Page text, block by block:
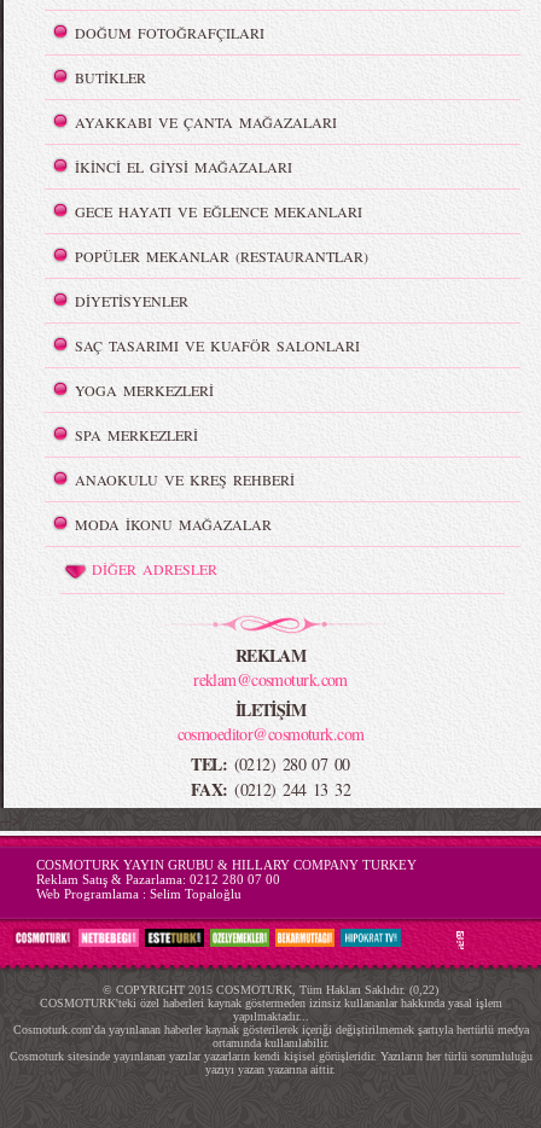
DOĞUM FOTOĞRAFÇILARI
BUTİKLER
AYAKKABI VE ÇANTA MAĞAZALARI
İKİNCİ EL GİYSİ MAĞAZALARI
GECE HAYATI VE EĞLENCE MEKANLARI
POPÜLER MEKANLAR (RESTAURANTLAR)
DİYETİSYENLER
SAÇ TASARIMI VE KUAFÖR SALONLARI
YOGA MERKEZLERİ
SPA MERKEZLERİ
ANAOKULU VE KREŞ REHBERİ
MODA İKONU MAĞAZALAR
DİĞER ADRESLER
REKLAM
reklam@cosmoturk.com
İLETİŞİM
cosmoeditor@cosmoturk.com
TEL: (0212) 280 07 00
FAX: (0212) 244 13 32
-->
COSMOTURK YAYIN GRUBU & HILLARY COMPANY TURKEY
Reklam Satış & Pazarlama: 0212 280 07 00
Web Programlama : Selim Topaloğlu
© COPYRIGHT 2015 COSMOTURK, Tüm Hakları Saklıdır. (0,22)
COSMOTURK'teki özel haberleri kaynak göstermeden izinsiz kullananlar hakkında yasal işlem
yapılmaktadır...
Cosmoturk.com'da yayınlanan haberler kaynak gösterilerek içeriği değiştirilmemek şartıyla hertürlü medya
ortamında kullanılabilir.
Cosmoturk sitesinde yayınlanan yazılar yazarların kendi kişisel görüşleridir. Yazıların her türlü sorumluluğu
yazıyı yazan yazarına aittir.